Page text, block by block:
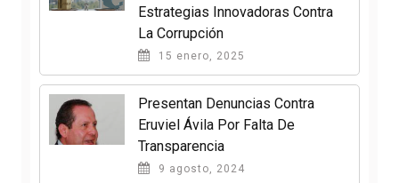
Estrategias Innovadoras Contra
La Corrupción
15 enero, 2025
Presentan Denuncias Contra
Eruviel Ávila Por Falta De
Transparencia
9 agosto, 2024